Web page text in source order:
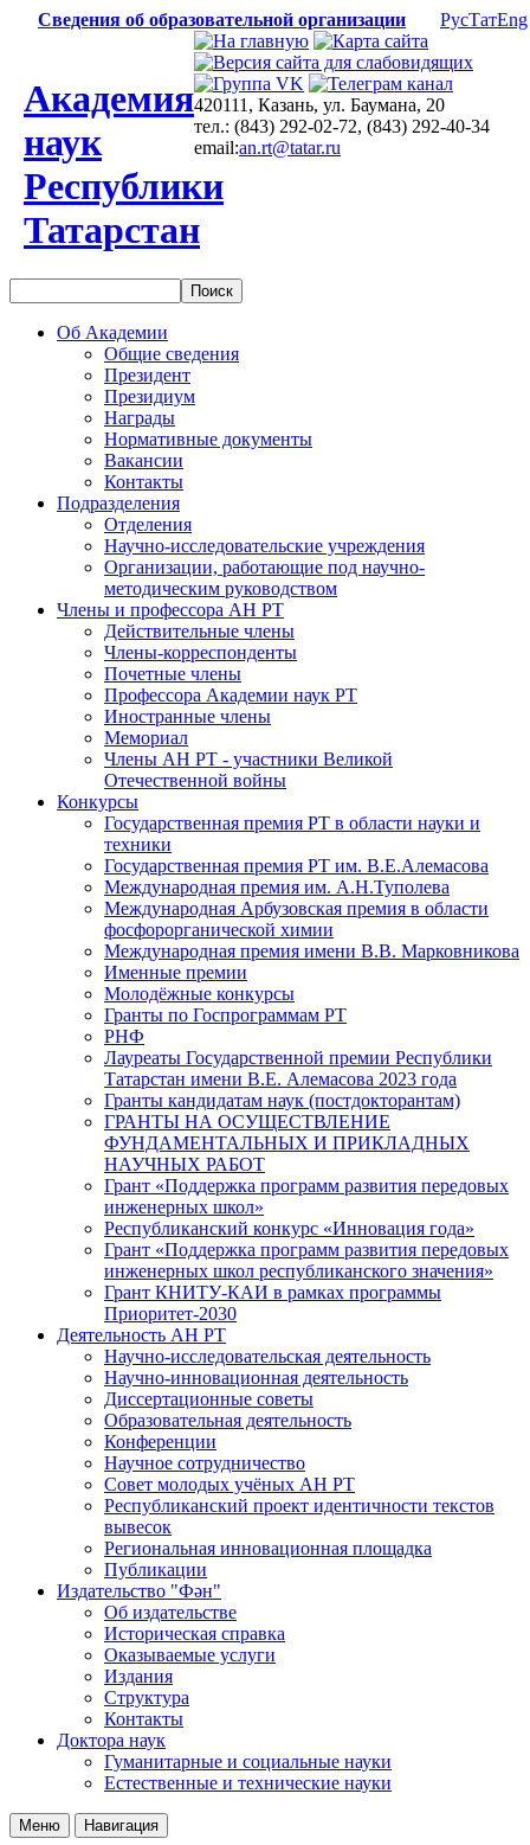
Сведения об образовательной организации РусТатEng
Академия
наук
Республики
Татарстан
420111, Казань, ул. Баумана, 20
тел.: (843) 292-02-72, (843) 292-40-34
email:an.rt@tatar.ru
Об Академии
Общие сведения
Президент
Президиум
Награды
Нормативные документы
Вакансии
Контакты
Подразделения
Отделения
Научно-исследовательские учреждения
Организации, работающие под научно-
методическим руководством
Члены и профессора АН РТ
Действительные члены
Члены-корреспонденты
Почетные члены
Профессора Академии наук РТ
Иностранные члены
Мемориал
Члены АН РТ - участники Великой
Отечественной войны
Конкурсы
Государственная премия РТ в области науки и
техники
Государственная премия РТ им. В.Е.Алемасова
Международная премия им. А.Н.Туполева
Международная Арбузовская премия в области
фосфорорганической химии
Международная премия имени В.В. Марковникова
Именные премии
Молодёжные конкурсы
Гранты по Госпрограммам РТ
РНФ
Лауреаты Государственной премии Республики
Татарстан имени В.Е. Алемасова 2023 года
Гранты кандидатам наук (постдокторантам)
ГРАНТЫ НА ОСУЩЕСТВЛЕНИЕ
ФУНДАМЕНТАЛЬНЫХ И ПРИКЛАДНЫХ
НАУЧНЫХ РАБОТ
Грант «Поддержка программ развития передовых
инженерных школ»
Республиканский конкурс «Инновация года»
Грант «Поддержка программ развития передовых
инженерных школ республиканского значения»
Грант КНИТУ-КАИ в рамках программы
Приоритет-2030
Деятельность АН РТ
Научно-исследовательская деятельность
Научно-инновационная деятельность
Диссертационные советы
Образовательная деятельность
Конференции
Научное сотрудничество
Совет молодых учёных АН РТ
Республиканский проект идентичности текстов
вывесок
Региональная инновационная площадка
Публикации
Издательство "Фән"
Об издательстве
Историческая справка
Оказываемые услуги
Издания
Структура
Контакты
Доктора наук
Гуманитарные и социальные науки
Естественные и технические науки
Меню Навигация